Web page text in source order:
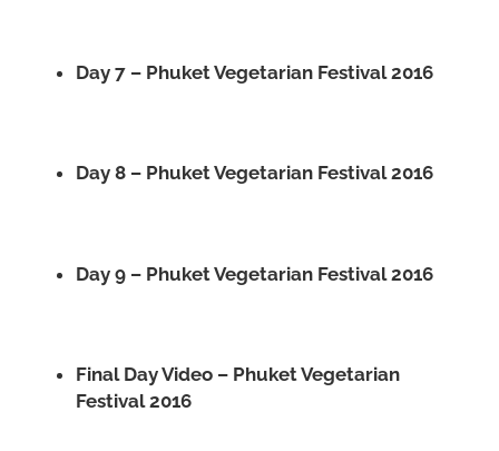
Day 7 – Phuket Vegetarian Festival 2016
Day 8 – Phuket Vegetarian Festival 2016
Day 9 – Phuket Vegetarian Festival 2016
Final Day Video – Phuket Vegetarian
Festival 2016